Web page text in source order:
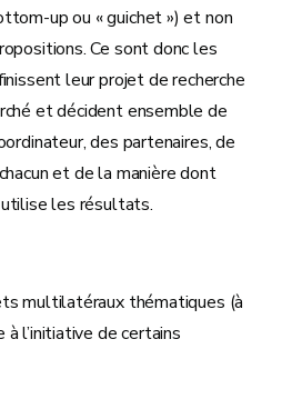
up ou « guichet ») et non
Ce sont donc les
leur projet de recherche
et décident ensemble de
des partenaires, de
et de la manière dont
les résultats.
multilatéraux thématiques (à
l’initiative de certains